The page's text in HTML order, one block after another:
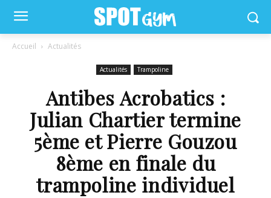
Accueil Actualités
Actualités Trampoline
Antibes Acrobatics :
Julian Chartier termine
5ème et Pierre Gouzou
8ème en finale du
trampoline individuel